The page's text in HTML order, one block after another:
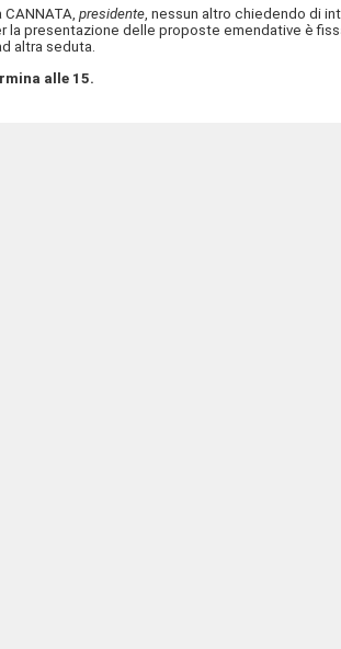
presidente, nessun altro chiedendo di
la presentazione delle proposte emendative è
altra seduta.
alle 15.